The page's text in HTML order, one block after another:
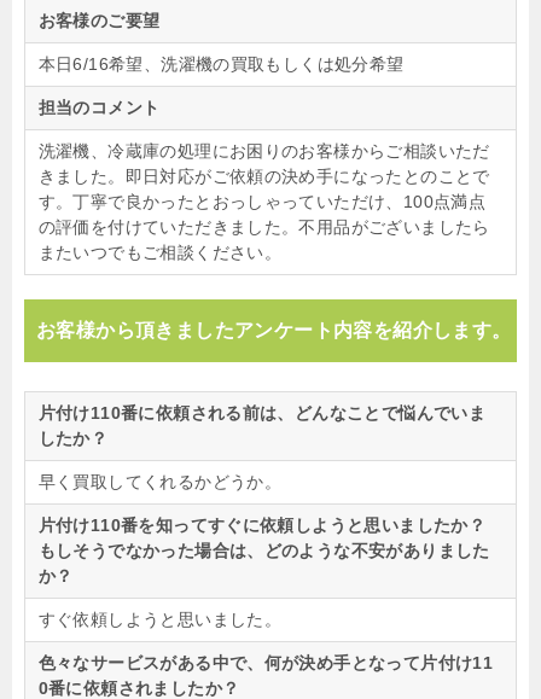
お客様のご要望
本日6/16希望、洗濯機の買取もしくは処分希望
担当のコメント
洗濯機、冷蔵庫の処理にお困りのお客様からご相談いただ
きました。即日対応がご依頼の決め手になったとのことで
す。丁寧で良かったとおっしゃっていただけ、100点満点
の評価を付けていただきました。不用品がございましたら
またいつでもご相談ください。
お客様から頂きましたアンケート内容を紹介します。
片付け110番に依頼される前は、どんなことで悩んでいま
したか？
早く買取してくれるかどうか。
片付け110番を知ってすぐに依頼しようと思いましたか？
もしそうでなかった場合は、どのような不安がありました
か？
すぐ依頼しようと思いました。
色々なサービスがある中で、何が決め手となって片付け11
0番に依頼されましたか？